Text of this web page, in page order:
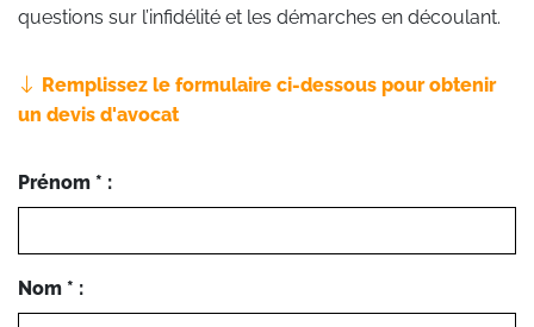
questions sur l’infidélité et les démarches en découlant.
Remplissez le formulaire ci-dessous pour obtenir
un devis d'avocat
Prénom * :
Nom * :